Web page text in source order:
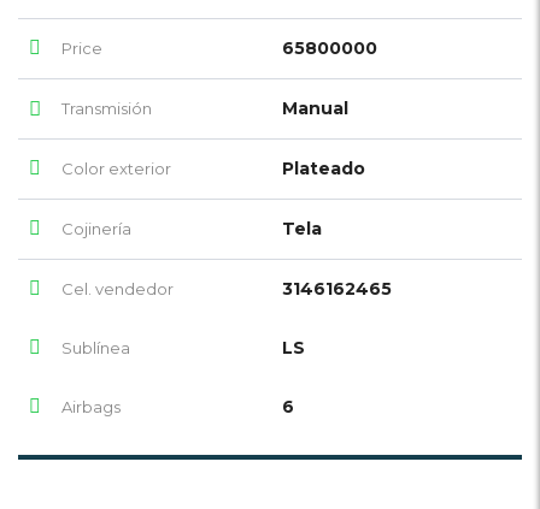
Price 65800000
Transmisión Manual
Color exterior Plateado
Cojinería Tela
Cel. vendedor 3146162465
Sublínea LS
Airbags 6